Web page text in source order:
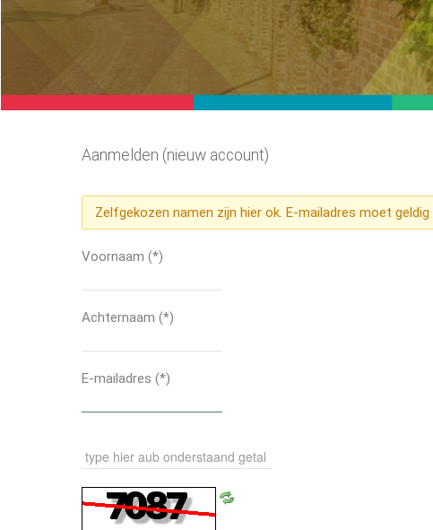
Aanmelden (nieuw account)
Zelfgekozen namen zijn hier ok. E-mailadres moet
Voornaam (*)
Achternaam (*)
E-mailadres (*)